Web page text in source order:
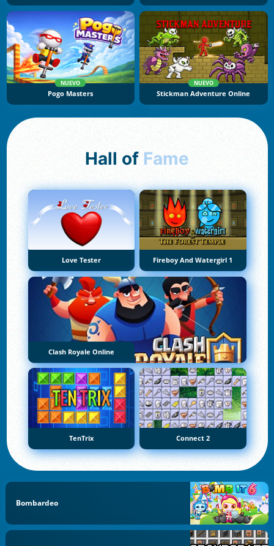
NUEVO
Pogo Masters
NUEVO
Stickman Adventure Online
Hall of Fame
Love Tester Fireboy And Watergirl 1
Clash Royale Online
TenTrix Connect 2
Bombardeo